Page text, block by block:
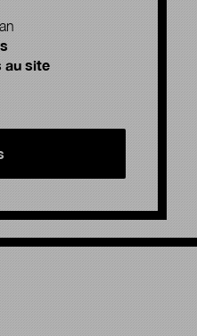
au site